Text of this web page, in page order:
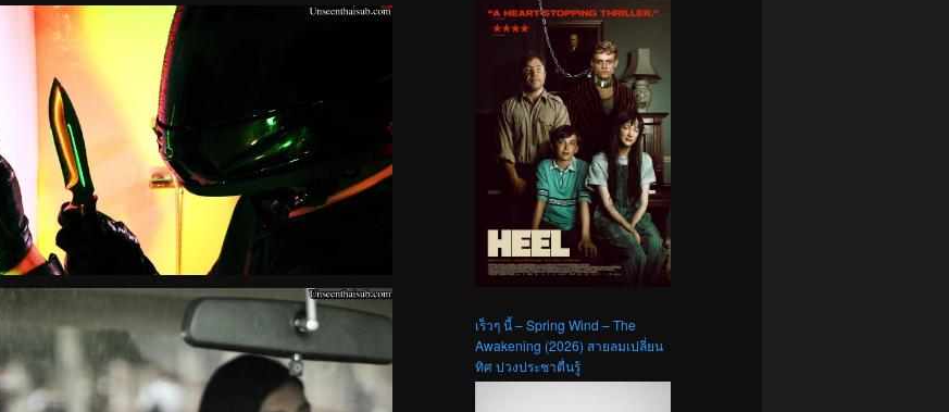
เร็วๆ นี้ – Spring Wind – The
Awakening (2026) สายลมเปลี่ยน
ทิศ ปวงประชาตื่นรู้